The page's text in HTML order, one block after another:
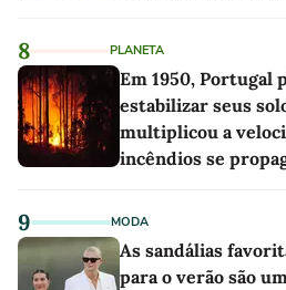
8 PLANETA
Em 1950, Portugal
estabilizar seus
multiplicou a
incêndios se
9 MODA
As sandálias
para o verão são